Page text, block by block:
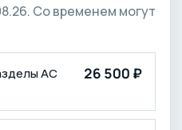
Со временем могут
АС
26 500 ₽